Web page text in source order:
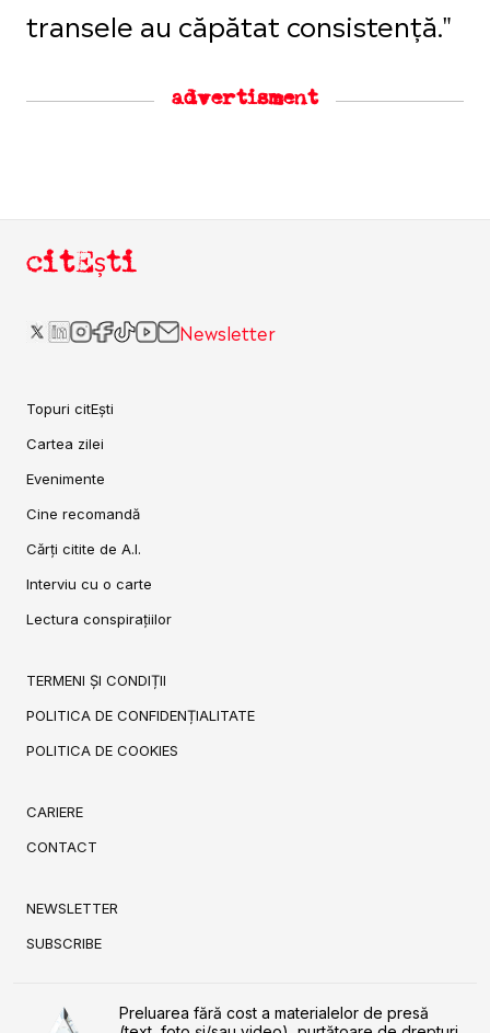
transele au căpătat consistență."
advertisment
citEști
Newsletter
Topuri citEști
Cartea zilei
Evenimente
Cine recomandă
Cărți citite de A.I.
Interviu cu o carte
Lectura conspirațiilor
TERMENI ȘI CONDIȚII
POLITICA DE CONFIDENȚIALITATE
POLITICA DE COOKIES
CARIERE
CONTACT
NEWSLETTER
SUBSCRIBE
Preluarea fără cost a materialelor de presă